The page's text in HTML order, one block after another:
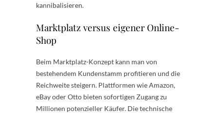
kannibalisieren.
Marktplatz versus eigener Online-
Shop
Beim Marktplatz-Konzept kann man von
bestehendem Kundenstamm profitieren und die
Reichweite steigern. Plattformen wie Amazon,
eBay oder Otto bieten sofortigen Zugang zu
Millionen potenzieller Käufer. Die technische